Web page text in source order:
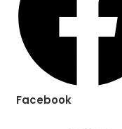
Facebook